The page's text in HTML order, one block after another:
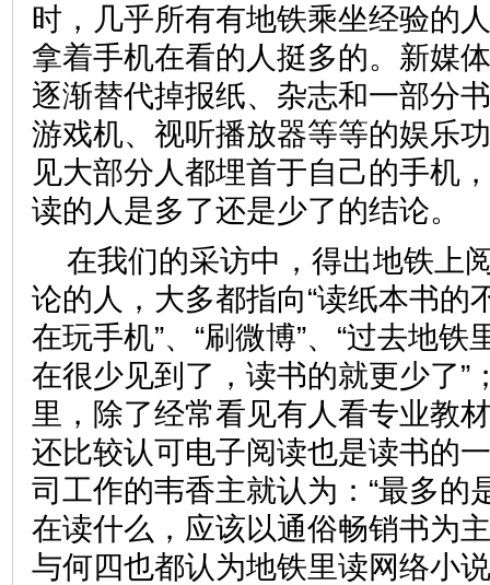
时，几乎所有有地铁乘坐经验的
拿着手机在看的人挺多的。新媒
逐渐替代掉报纸、杂志和一部分
游戏机、视听播放器等等的娱乐
见大部分人都埋首于自己的手机
读的人是多了还是少了的结
在我们的采访中，得出地铁上
论的人，大多都指向“读纸本书的
在玩手机”、“刷微博”、“过去地
在很少见到了，读书的就更少了”
里，除了经常看见有人看专业教
还比较认可电子阅读也是读书的
司工作的韦香主就认为：“最多的
在读什么，应该以通俗畅销书为
与何四也都认为地铁里读网络小